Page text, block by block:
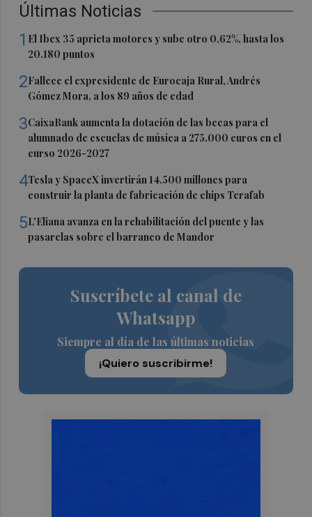
Últimas Noticias
1 El Ibex 35 aprieta motores y sube otro 0,62%, hasta los
20.180 puntos
2Fallece el expresidente de Eurocaja Rural, Andrés
Gómez Mora, a los 89 años de edad
3CaixaBank aumenta la dotación de las becas para el
alumnado de escuelas de música a 275.000 euros en el
curso 2026-2027
4Tesla y SpaceX invertirán 14.500 millones para
construir la planta de fabricación de chips Terafab
5L'Eliana avanza en la rehabilitación del puente y las
pasarelas sobre el barranco de Mandor
Suscríbete al canal de
Whatsapp
Siempre al día de las últimas noticias
¡Quiero suscribirme!